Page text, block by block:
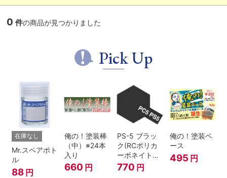
0 件の商品が見つかりました
Pick Up
在庫なし
Mr.スペアボト
ル
88 円
俺の！塗装棒
（中）※24本
入り
660 円
PS-5 ブラッ
ク(RCポリカ
ーボネイトボ
ディ塗装用)
770 円
俺の！塗装ベ
ース
495 円